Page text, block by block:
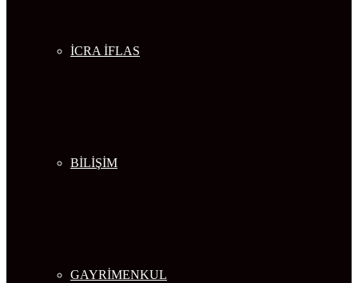
İCRA İFLAS
BİLİŞİM
GAYRİMENKUL